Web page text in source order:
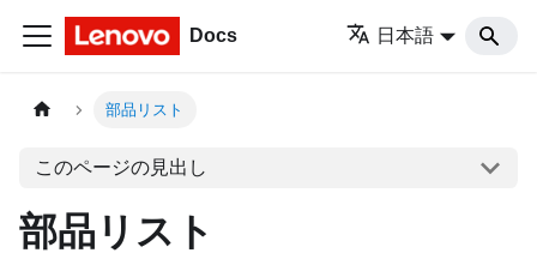
Docs 日本語
部品リスト
このページの見出し
部品リスト